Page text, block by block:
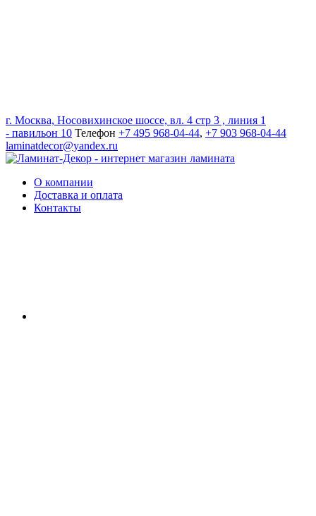
г. Москва, Носовихинское шоссе, вл. 4 стр 3 , линия 1
- павильон 10 Телефон +7 495 968-04-44, +7 903 968-04-44
laminatdecor@yandex.ru
О компании
Доставка и оплата
Контакты